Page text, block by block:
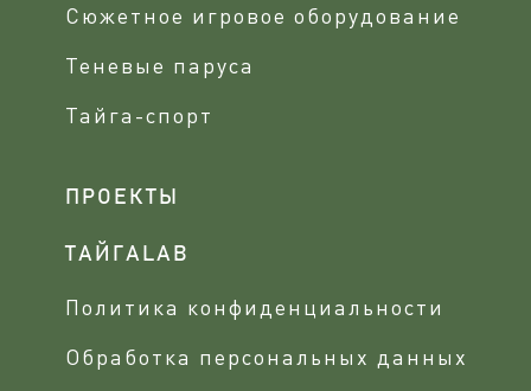
Сюжетное игровое оборудование
Теневые паруса
Тайга-спорт
ПРОЕКТЫ
ТАЙГАLAB
Политика конфиденциальности
Обработка персональных данных